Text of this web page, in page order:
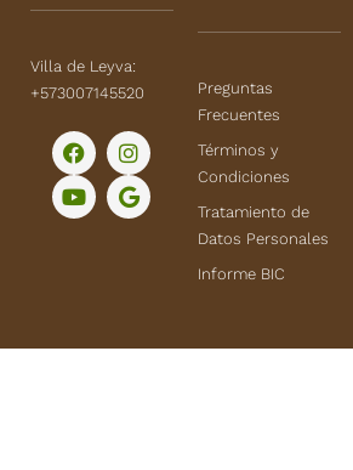
Villa de Leyva:
+573007145520
F
a
c
e
I
n
s
t
Y
o
u
t
G
o
o
g
Preguntas
Frecuentes
Términos y
Condiciones
Tratamiento de
Datos Personales
Informe BIC